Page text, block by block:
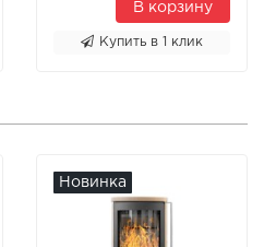
В корзину
Купить в 1 клик
Новинка